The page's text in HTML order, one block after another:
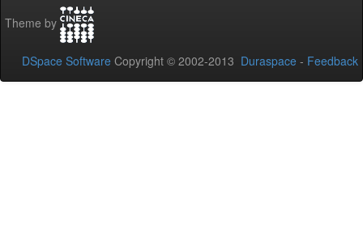
Theme by
DSpace Software Copyright © 2002-2013 Duraspace - Feedback